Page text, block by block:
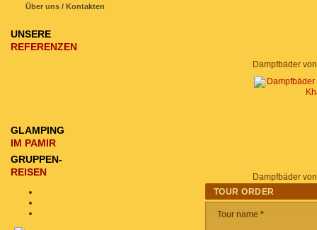
Dampfbäder
Dampfbäder
TOUR ORDER
Tour name *
Über uns / Kontakten
UNSERE
REFERENZEN
GLAMPING
IM PAMIR
GRUPPEN-
REISEN